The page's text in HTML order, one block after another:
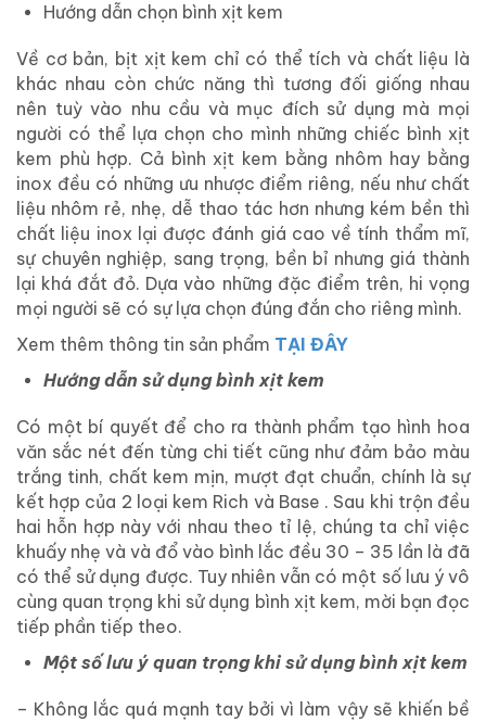
Hướng dẫn chọn bình xịt kem
Về cơ bản, bịt xịt kem chỉ có thể tích và chất liệu là
khác nhau còn chức năng thì tương đối giống nhau
nên tuỳ vào nhu cầu và mục đích sử dụng mà mọi
người có thể lựa chọn cho mình những chiếc bình xịt
kem phù hợp. Cả bình xịt kem bằng nhôm hay bằng
inox đều có những ưu nhược điểm riêng, nếu như chất
liệu nhôm rẻ, nhẹ, dễ thao tác hơn nhưng kém bền thì
chất liệu inox lại được đánh giá cao về tính thẩm mĩ,
sự chuyên nghiệp, sang trọng, bền bỉ nhưng giá thành
lại khá đắt đỏ. Dựa vào những đặc điểm trên, hi vọng
mọi người sẽ có sự lựa chọn đúng đắn cho riêng mình.
Xem thêm thông tin sản phẩm TẠI ĐÂY
Hướng dẫn sử dụng bình xịt kem
Có một bí quyết để cho ra thành phẩm tạo hình hoa
văn sắc nét đến từng chi tiết cũng như đảm bảo màu
trắng tinh, chất kem mịn, mượt đạt chuẩn, chính là sự
kết hợp của 2 loại kem Rich và Base . Sau khi trộn đều
hai hỗn hợp này với nhau theo tỉ lệ, chúng ta chỉ việc
khuấy nhẹ và và đổ vào bình lắc đều 30 – 35 lần là đã
có thể sử dụng được. Tuy nhiên vẫn có một số lưu ý vô
cùng quan trọng khi sử dụng bình xịt kem, mời bạn đọc
tiếp phần tiếp theo.
Một số lưu ý quan trọng khi sử dụng bình xịt kem
– Không lắc quá mạnh tay bởi vì làm vậy sẽ khiến bề